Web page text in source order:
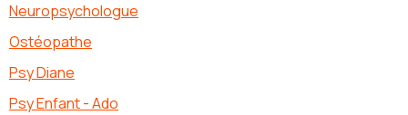
Neuropsychologue
Ostéopathe
Psy Diane
Psy Enfant - Ado